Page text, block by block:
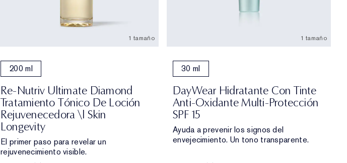
1 tamaño
200 ml
Re-Nutriv Ultimate Diamond
Tratamiento Tónico De Loción
Rejuvenecedora \| Skin
Longevity
El primer paso para revelar un
rejuvenecimiento visible.
1 tamaño
30 ml
DayWear Hidratante Con Tinte
Anti-Oxidante Multi-Protección
SPF 15
Ayuda a prevenir los signos del
envejecimiento. Un tono transparente.